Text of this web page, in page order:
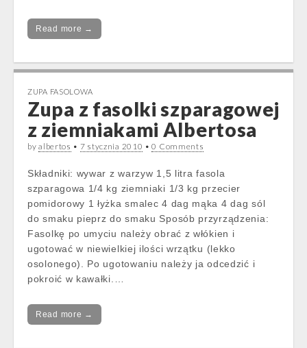
Read more →
ZUPA FASOLOWA
Zupa z fasolki szparagowej
z ziemniakami Albertosa
byalbertos • 7 stycznia 2010 •0 Comments
Składniki: wywar z warzyw 1,5 litra fasola
szparagowa 1/4 kg ziemniaki 1/3 kg przecier
pomidorowy 1 łyżka smalec 4 dag mąka 4 dag sól
do smaku pieprz do smaku Sposób przyrządzenia:
Fasolkę po umyciu należy obrać z włókien i
ugotować w niewielkiej ilości wrzątku (lekko
osolonego). Po ugotowaniu należy ja odcedzić i
pokroić w kawałki.…
Read more →